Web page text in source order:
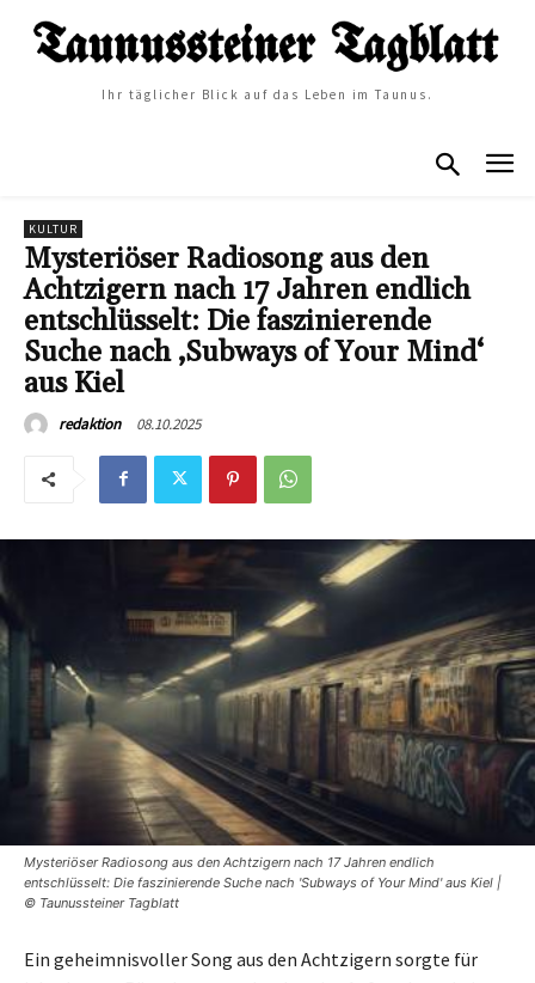
Ihr täglicher Blick auf das Leben im Taunus.
KULTUR
Mysteriöser Radiosong aus den
Achtzigern nach 17 Jahren endlich
entschlüsselt: Die faszinierende
Suche nach ‚Subways of Your Mind‘
aus Kiel
redaktion 08.10.2025
Mysteriöser Radiosong aus den Achtzigern nach 17 Jahren endlich
entschlüsselt: Die faszinierende Suche nach 'Subways of Your Mind' aus Kiel |
© Taunussteiner Tagblatt
Ein geheimnisvoller Song aus den Achtzigern sorgte für